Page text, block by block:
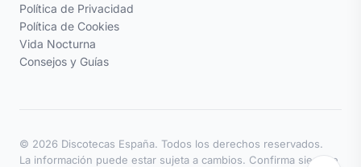
Política de Privacidad
Política de Cookies
Vida Nocturna
Consejos y Guías
© 2026 Discotecas España. Todos los derechos reservados.
La información puede estar sujeta a cambios. Confirma siempre